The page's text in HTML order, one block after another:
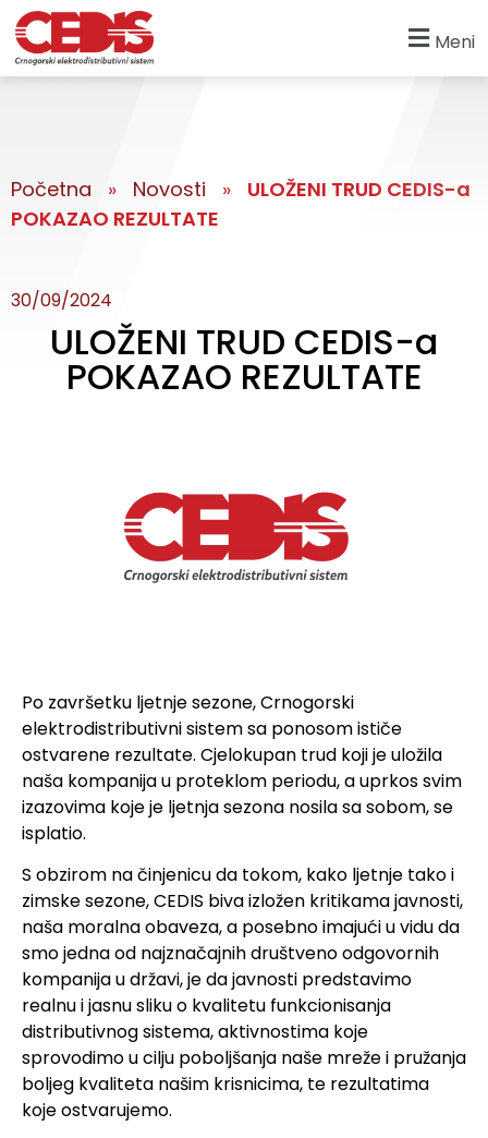
Meni
Početna » Novosti »
ULOŽENI TRUD CEDIS-a
POKAZAO REZULTATE
30/09/2024
ULOŽENI TRUD CEDIS-a
POKAZAO REZULTATE
Po završetku ljetnje sezone, Crnogorski
elektrodistributivni sistem sa ponosom ističe
ostvarene rezultate. Cjelokupan trud koji je uložila
naša kompanija u proteklom periodu, a uprkos svim
izazovima koje je ljetnja sezona nosila sa sobom, se
isplatio.
S obzirom na činjenicu da tokom, kako ljetnje tako i
zimske sezone, CEDIS biva izložen kritikama javnosti,
naša moralna obaveza, a posebno imajući u vidu da
smo jedna od najznačajnih društveno odgovornih
kompanija u državi, je da javnosti predstavimo
realnu i jasnu sliku o kvalitetu funkcionisanja
distributivnog sistema, aktivnostima koje
sprovodimo u cilju poboljšanja naše mreže i pružanja
boljeg kvaliteta našim krisnicima, te rezultatima
koje ostvarujemo.